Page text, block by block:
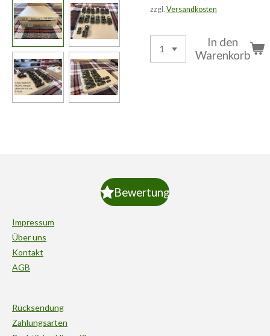
zzgl. Versandkosten
In den
Warenkorb
Bewertung
Impressum
Über uns
Kontakt
AGB
Rücksendung
Zahlungsarten